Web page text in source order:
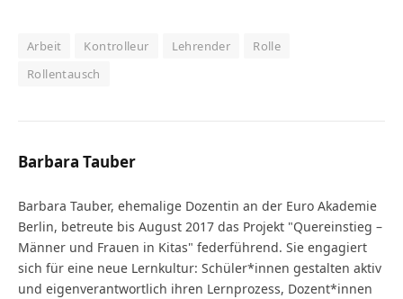
Arbeit Kontrolleur Lehrender
Rolle
Rollentausch
Barbara Tauber
Barbara Tauber, ehemalige Dozentin an der Euro Akademie
Berlin, betreute bis August 2017 das Projekt "Quereinstieg –
Männer und Frauen in Kitas" federführend. Sie engagiert
sich für eine neue Lernkultur: Schüler*innen gestalten aktiv
und eigenverantwortlich ihren Lernprozess, Dozent*innen